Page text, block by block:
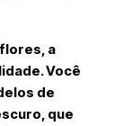
a
Você
de
que